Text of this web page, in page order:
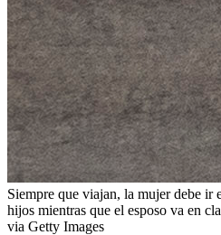
Siempre que viajan, la mujer debe ir
hijos mientras que el esposo va en
via Getty Images